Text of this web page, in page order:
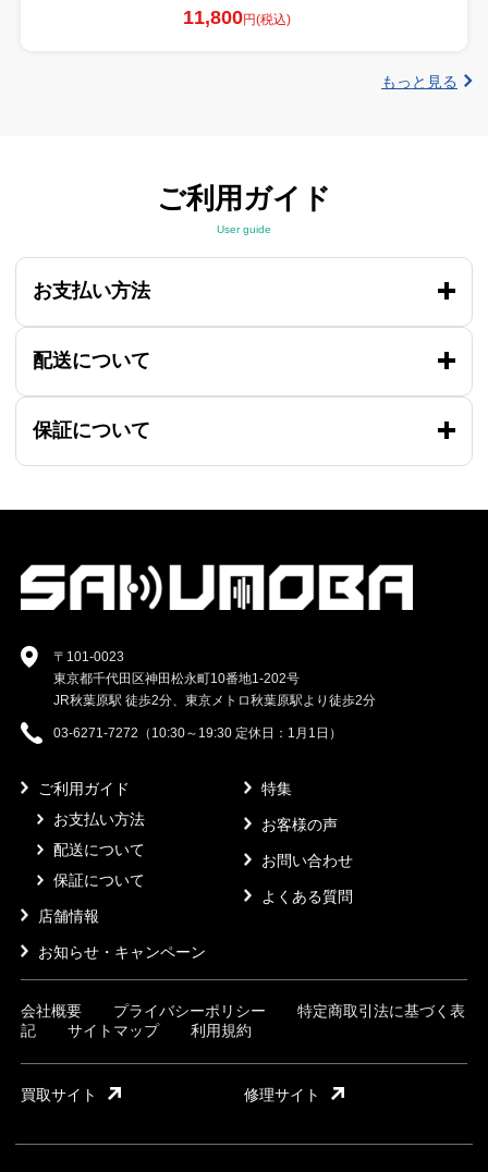
11,800円(税込)
もっと見る
ご利用ガイド
User guide
お支払い方法
配送について
保証について
〒101-0023
東京都千代田区神田松永町10番地1-202号
JR秋葉原駅 徒歩2分、東京メトロ秋葉原駅より徒歩2分
03-6271-7272（10:30～19:30 定休日：1月1日）
ご利用ガイド
お支払い方法
配送について
保証について
店舗情報
お知らせ・キャンペーン
特集
お客様の声
お問い合わせ
よくある質問
会社概要 プライバシーポリシー
特定商取引法に基づく表
記
サイトマップ 利用規約
買取サイト 修理サイト